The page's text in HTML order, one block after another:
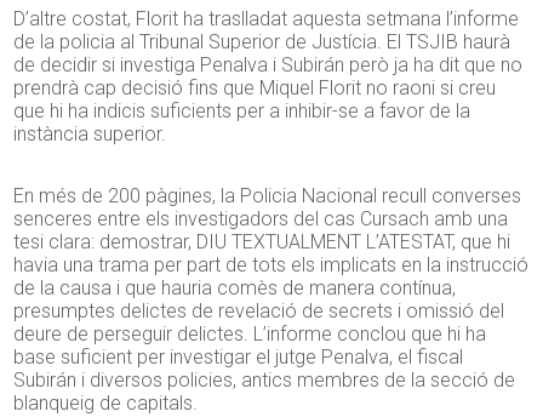
D’altre costat, Florit ha traslladat aquesta setmana l’informe
de la policia al Tribunal Superior de Justícia. El TSJIB haurà
de decidir si investiga Penalva i Subirán però ja ha dit que no
prendrà cap decisió fins que Miquel Florit no raoni si creu
que hi ha indicis suficients per a inhibir-se a favor de la
instància superior.
En més de 200 pàgines, la Policia Nacional recull converses
senceres entre els investigadors del cas Cursach amb una
tesi clara: demostrar, DIU TEXTUALMENT L’ATESTAT, que hi
havia una trama per part de tots els implicats en la instrucció
de la causa i que hauria comès de manera contínua,
presumptes delictes de revelació de secrets i omissió del
deure de perseguir delictes. L’informe conclou que hi ha
base suficient per investigar el jutge Penalva, el fiscal
Subirán i diversos policies, antics membres de la secció de
blanqueig de capitals.